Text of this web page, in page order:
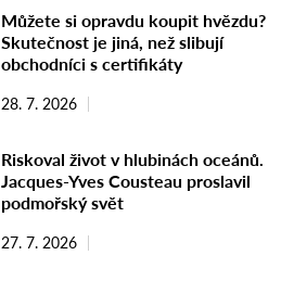
Můžete si opravdu koupit hvězdu?
Skutečnost je jiná, než slibují
obchodníci s certifikáty
28. 7. 2026
Riskoval život v hlubinách oceánů.
Jacques-Yves Cousteau proslavil
podmořský svět
27. 7. 2026